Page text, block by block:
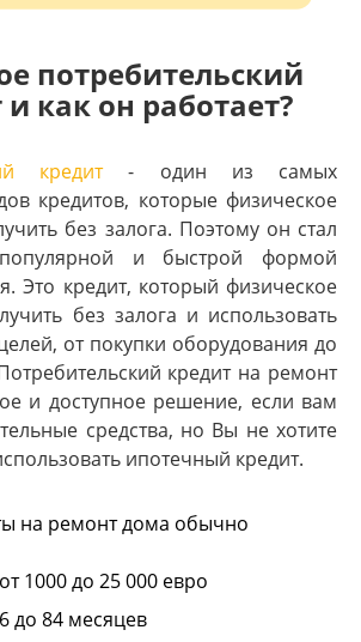
потребительский
как он работает?
кредит- один из самых
кредитов, которые физическое
без залога. Поэтому он стал
популярной и быстрой формой
Это кредит, который физическое
без залога и использовать
от покупки оборудования до
кредит на ремонт
и доступное решение, если вам
средства, но Вы не хотите
ипотечный кредит.
на ремонт дома обычно
1000 до 25 000 евро
до 84 месяцев